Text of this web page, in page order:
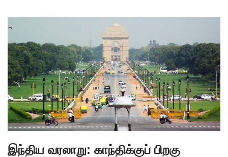
இந்திய வரலாறு: காந்திக்குப் பிறகு